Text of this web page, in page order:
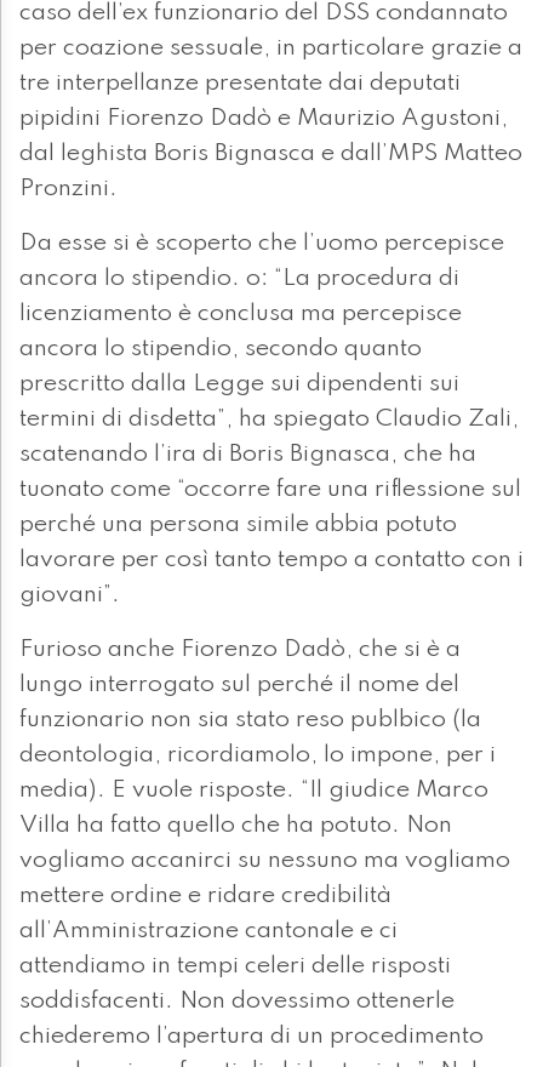
caso dell’ex funzionario del DSS condannato
per coazione sessuale, in particolare grazie a
tre interpellanze presentate dai deputati
pipidini Fiorenzo Dadò e Maurizio Agustoni,
dal leghista Boris Bignasca e dall’MPS Matteo
Pronzini.
Da esse si è scoperto che l’uomo percepisce
ancora lo stipendio. o: “La procedura di
licenziamento è conclusa ma percepisce
ancora lo stipendio, secondo quanto
prescritto dalla Legge sui dipendenti sui
termini di disdetta”, ha spiegato Claudio Zali,
scatenando l’ira di Boris Bignasca, che ha
tuonato come “occorre fare una riflessione sul
perché una persona simile abbia potuto
lavorare per così tanto tempo a contatto con i
giovani”.
Furioso anche Fiorenzo Dadò, che si è a
lungo interrogato sul perché il nome del
funzionario non sia stato reso publbico (la
deontologia, ricordiamolo, lo impone, per i
media). E vuole risposte. “Il giudice Marco
Villa ha fatto quello che ha potuto. Non
vogliamo accanirci su nessuno ma vogliamo
mettere ordine e ridare credibilità
all’Amministrazione cantonale e ci
attendiamo in tempi celeri delle risposti
soddisfacenti. Non dovessimo ottenerle
chiederemo l’apertura di un procedimento